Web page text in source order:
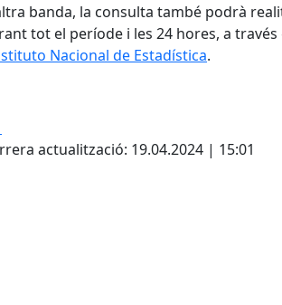
banda, la consulta també podrà
tot el període i les 24 hores, a través
Nacional de Estadística.
actualització: 19.04.2024 | 15:01